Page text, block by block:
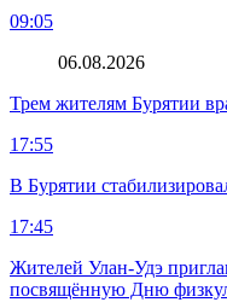
09:05
06.08.2026
Трем жителям Бурятии
17:55
В Бурятии
17:45
Жителей Улан-Удэ
посвящённую Дню